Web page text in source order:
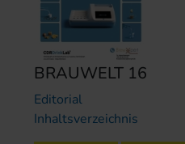
BRAUWELT 16
Editorial
Inhaltsverzeichnis